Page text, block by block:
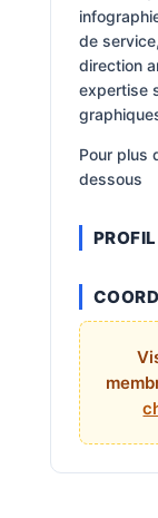
de
direction
expertise
Pour plus
dessous